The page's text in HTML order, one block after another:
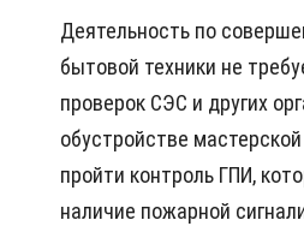
Деятельность по
бытовой техники не
проверок СЭС и других
обустройстве
пройти контроль ГПИ,
наличие пожарной